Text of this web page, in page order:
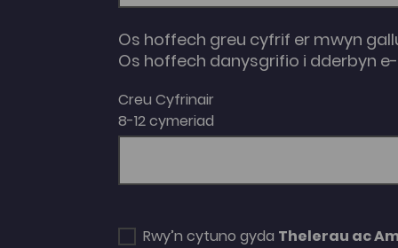
Os hoffech greu cyfrif er mwyn
Os hoffech danysgrifio i dderbyn
Creu Cyfrinair
8-12 cymeriad
Rwy’n cytuno gyda Thelerau ac